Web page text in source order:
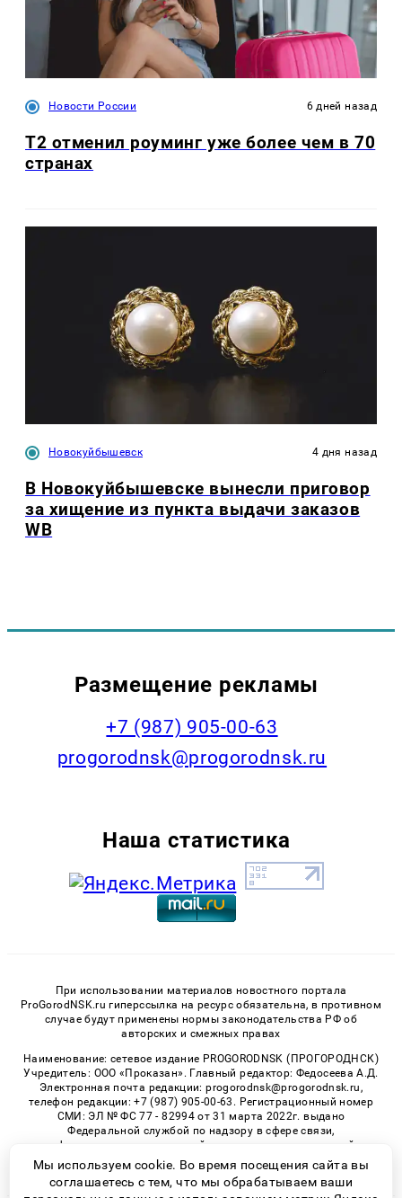
Новости России 6 дней назад
Т2 отменил роуминг уже более чем в 70
странах
Новокуйбышевск 4 дня назад
В Новокуйбышевске вынесли приговор
за хищение из пункта выдачи заказов
WB
Размещение рекламы
+7 (987) 905-00-63
progorodnsk@progorodnsk.ru
Наша статистика
При использовании материалов новостного портала
ProGorodNSK.ru гиперссылка на ресурс обязательна, в противном
случае будут применены нормы законодательства РФ об
авторских и смежных правах
Наименование: сетевое издание PROGORODNSK (ПРОГОРОДНСК)
Учредитель: ООО «Проказан». Главный редактор: Федосеева А.Д.
Электронная почта редакции: progorodnsk@progorodnsk.ru,
телефон редакции: +7 (987) 905-00-63. Регистрационный номер
СМИ: ЭЛ № ФС 77 - 82994 от 31 марта 2022г. выдано
Федеральной службой по надзору в сфере связи,
информационных технологий и массовых коммуникаций.
Возрастная категория сайта 16+.
Мы используем cookie. Во время посещения сайта вы
соглашаетесь с тем, что мы обрабатываем ваши